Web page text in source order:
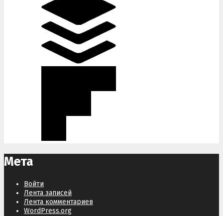
Мета
Войти
Лента записей
Лента комментариев
WordPress.org